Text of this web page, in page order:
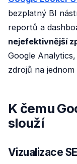
bezplatný BI
reportů a
nejefektivnější
Google
zdrojů na jednom
K čemu
slouží
Vizualizace